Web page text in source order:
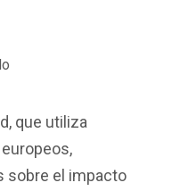
que utiliza
sobre el impacto